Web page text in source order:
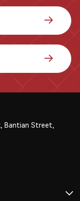
Bantian Street,